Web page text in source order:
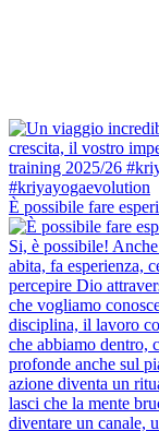
È possibile fare